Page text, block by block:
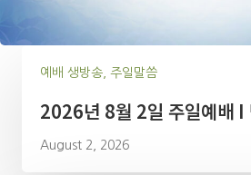
예배 생방송, 주일말씀
2026년 8월 2일 주일예배 I
August 2, 2026